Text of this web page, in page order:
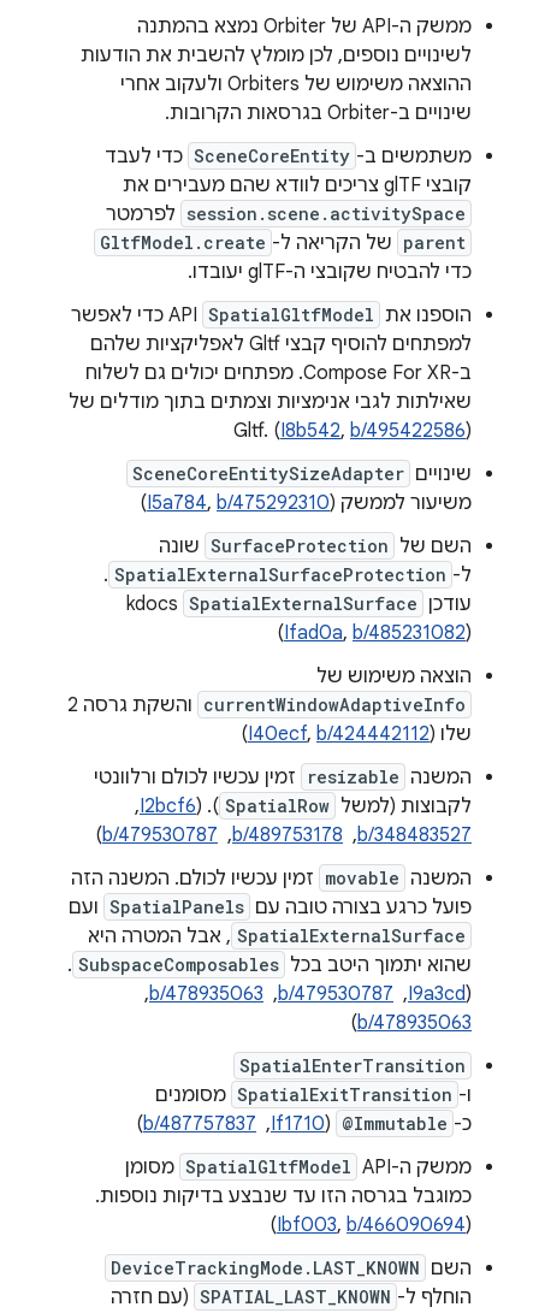
ממשק ה-API של Orbiter נמצא בהמתנה
לשינויים נוספים, לכן מומלץ להשבית את הודעות
ההוצאה משימוש של Orbiters ולעקוב אחרי
שינויים ב-Orbiter בגרסאות הקרובות.
משתמשים ב- SceneCoreEntity כדי לעבד
קובצי glTF צריכים לוודא שהם מעבירים את
session.scene.activitySpace לפרמטר
parent של הקריאה ל- GltfModel.create
כדי להבטיח שקובצי ה-glTF יעובדו.
הוספנו את SpatialGltfModel
API כדי לאפשר
למפתחים להוסיף קבצי Gltf לאפליקציות שלהם
ב-Compose For XR. מפתחים יכולים גם לשלוח
שאילתות לגבי אנימציות וצמתים בתוך מודלים של
Gltf. (I8b542, b/495422586)
שינויים SceneCoreEntitySizeAdapter
משיעור לממשק ( I5a784, b/475292310
)
השם של SurfaceProtection שונה
ל- SpatialExternalSurfaceProtection
.
עודכן SpatialExternalSurface
kdocs
(Ifad0a, b/485231082)
הוצאה משימוש של
currentWindowAdaptiveInfo
והשקת גרסה 2
שלו (
I40ecf, b/424442112
)
המשנה resizable
זמין עכשיו לכולם ורלוונטי
לקבוצות (למשל SpatialRow
). (
I2bcf6
, ‏
b/348483527
, ‏
b/489753178
, ‏
b/479530787
)
המשנה movable זמין עכשיו לכולם. המשנה הזה
פועל כרגע בצורה טובה עם SpatialPanels ועם
SpatialExternalSurface , אבל המטרה היא
שהוא יתמוך היטב בכל SubspaceComposables
.
(
I9a3cd
, ‏
b/479530787
, ‏
b/478935063
, ‏
b/478935063
)
SpatialEnterTransition
ו- SpatialExitTransition מסומנים
כ- @Immutable
(
If1710
, ‏
b/487757837
)
ממשק ה-API‏
SpatialGltfModel מסומן
כמוגבל בגרסה הזו עד שנבצע בדיקות נוספות.
(
Ibf003, b/466090694
)
השם DeviceTrackingMode.LAST_KNOWN
הוחלף ל- SPATIAL_LAST_KNOWN (עם חזרה